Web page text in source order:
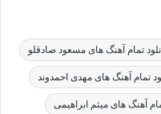
تمام آهنگ های مسعود صادقلو
تمام آهنگ های مهدی احمدوند
آهنگ های میثم ابراهیمی